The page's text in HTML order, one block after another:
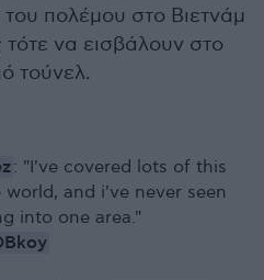
πολέμου στο Βιετνάμ
να εισβάλουν στο
τούνελ.
: "I've covered lots of this
and i've never seen
into one area."